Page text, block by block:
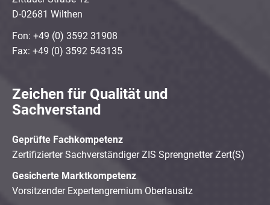
D-02681 Wilthen
Fon: +49 (0) 3592 31908
Fax: +49 (0) 3592 543135
Zeichen für Qualität und
Sachverstand
Geprüfte Fachkompetenz
Zertifizierter Sachverständiger ZIS Sprengnetter Zert(S)
Gesicherte Marktkompetenz
Vorsitzender Expertengremium Oberlausitz